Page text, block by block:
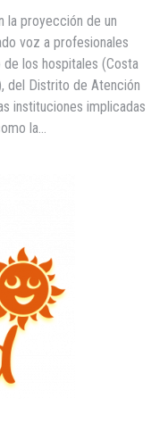
la proyección de un
voz a profesionales
los hospitales (Costa
del Distrito de Atención
instituciones implicadas
la…